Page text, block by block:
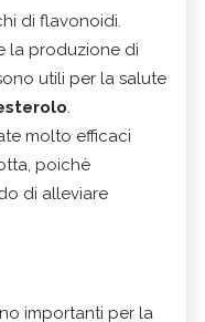
di flavonoidi.
la produzione di
utili per la salute
.
molto efficaci
poichè
di alleviare
importanti per la